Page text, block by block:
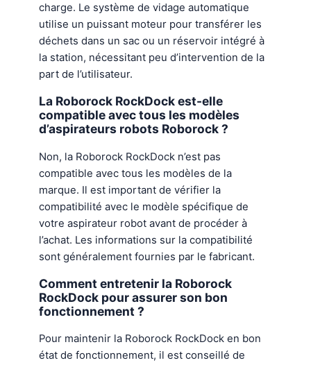
charge. Le système de vidage automatique
utilise un puissant moteur pour transférer les
déchets dans un sac ou un réservoir intégré à
la station, nécessitant peu d’intervention de la
part de l’utilisateur.
La Roborock RockDock est-elle
compatible avec tous les modèles
d’aspirateurs robots Roborock ?
Non, la Roborock RockDock n’est pas
compatible avec tous les modèles de la
marque. Il est important de vérifier la
compatibilité avec le modèle spécifique de
votre aspirateur robot avant de procéder à
l’achat. Les informations sur la compatibilité
sont généralement fournies par le fabricant.
Comment entretenir la Roborock
RockDock pour assurer son bon
fonctionnement ?
Pour maintenir la Roborock RockDock en bon
état de fonctionnement, il est conseillé de